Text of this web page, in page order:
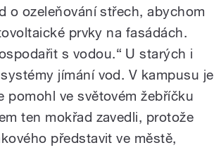
o ozeleňování střech, abychom
prvky na fasádách.
s vodou.“ U starých i
jímání vod. V kampusu je
pomohl ve světovém žebříčku
ten mokřad zavedli, protože
představit ve městě,